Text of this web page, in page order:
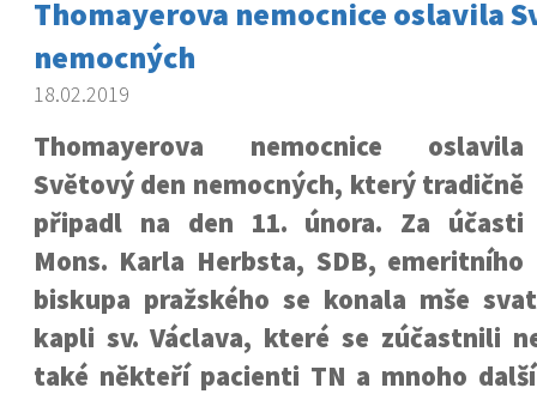
Thomayerova nemocnice oslavila
nemocných
18.02.2019
Thomayerova nemocnice oslavila
Světový den nemocných, který tradičně
připadl na den 11. února. Za účasti
Mons. Karla Herbsta, SDB, emeritního
biskupa pražského se konala mše
kapli sv. Václava, které se zúčastnili
také někteří pacienti TN a mnoho